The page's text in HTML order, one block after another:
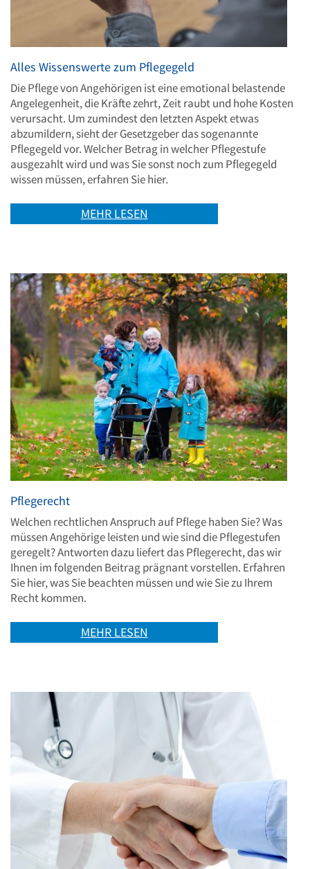
Alles Wissenswerte zum Pflegegeld
Die Pflege von Angehörigen ist eine emotional belastende
Angelegenheit, die Kräfte zehrt, Zeit raubt und hohe Kosten
verursacht. Um zumindest den letzten Aspekt etwas
abzumildern, sieht der Gesetzgeber das sogenannte
Pflegegeld vor. Welcher Betrag in welcher Pflegestufe
ausgezahlt wird und was Sie sonst noch zum Pflegegeld
wissen müssen, erfahren Sie hier.
MEHR LESEN
Pflegerecht
Welchen rechtlichen Anspruch auf Pflege haben Sie? Was
müssen Angehörige leisten und wie sind die Pflegestufen
geregelt? Antworten dazu liefert das Pflegerecht, das wir
Ihnen im folgenden Beitrag prägnant vorstellen. Erfahren
Sie hier, was Sie beachten müssen und wie Sie zu Ihrem
Recht kommen.
MEHR LESEN